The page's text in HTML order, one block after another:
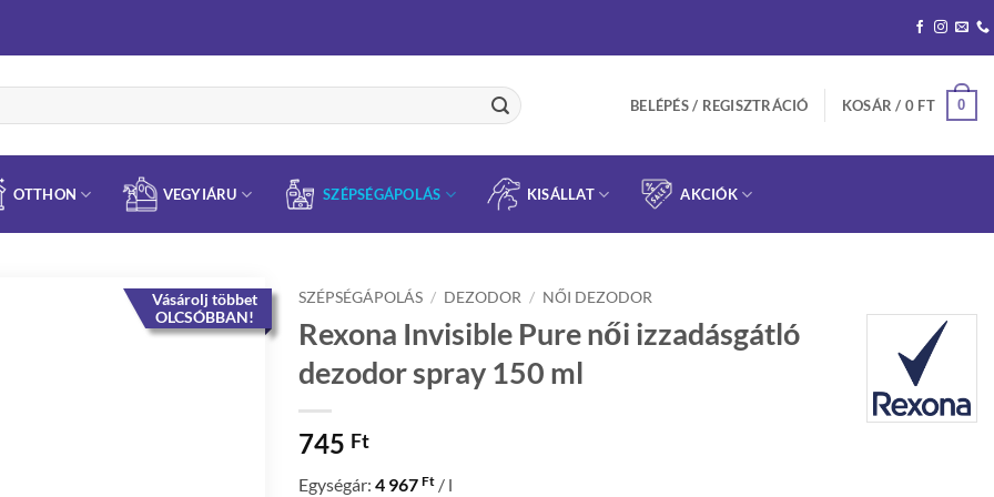
BELÉPÉS / REGISZTRÁCIÓ KOSÁR / 0 FT 0
OTTHON VEGYIÁRU SZÉPSÉGÁPOLÁS KISÁLLAT AKCIÓK
Vásárolj többet
OLCSÓBBAN!
SZÉPSÉGÁPOLÁS / DEZODOR / NŐI DEZODOR
Rexona Invisible Pure női izzadásgátló
dezodor spray 150 ml
745 Ft
Egységár: 4 967 Ft / l